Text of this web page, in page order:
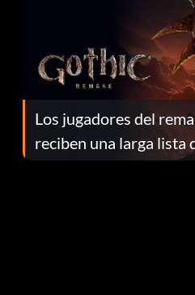
Los jugadores del
reciben una larga lista
el parche 1.0.4